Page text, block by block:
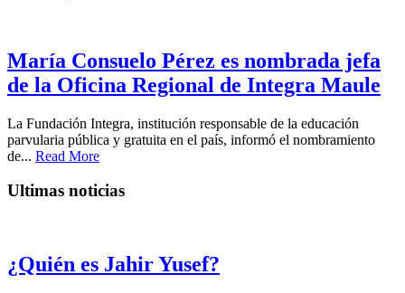
María Consuelo Pérez es nombrada jefa
de la Oficina Regional de Integra Maule
La Fundación Integra, institución responsable de la educación
parvularia pública y gratuita en el país, informó el nombramiento
de... Read More
Ultimas noticias
¿Quién es Jahir Yusef?